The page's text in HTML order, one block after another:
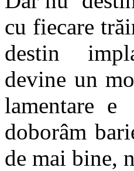
cu fiecare
destin
devine un
lamentare
doborâm
de mai bine,